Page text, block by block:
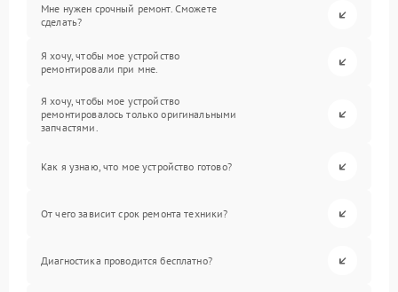
Мне нужен срочный ремонт. Сможете
сделать?
Я хочу, чтобы мое устройство
ремонтировали при мне.
Я хочу, чтобы мое устройство
ремонтировалось только оригинальными
запчастями.
Как я узнаю, что мое устройство готово?
От чего зависит срок ремонта техники?
Диагностика проводится бесплатно?